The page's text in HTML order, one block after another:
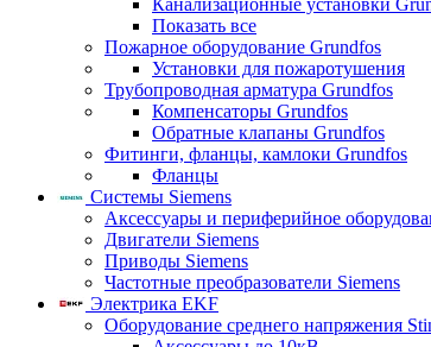
Канализационные установки
Показать все
Пожарное оборудование Grundfos
Установки для пожаротушения
Трубопроводная арматура Grundfos
Компенсаторы Grundfos
Обратные клапаны Grundfos
Фитинги, фланцы, камлоки Grundfos
Фланцы
Системы Siemens
Аксессуары и периферийное
Двигатели Siemens
Приводы Siemens
Частотные преобразователи Siemens
Электрика EKF
Оборудование среднего напряжения